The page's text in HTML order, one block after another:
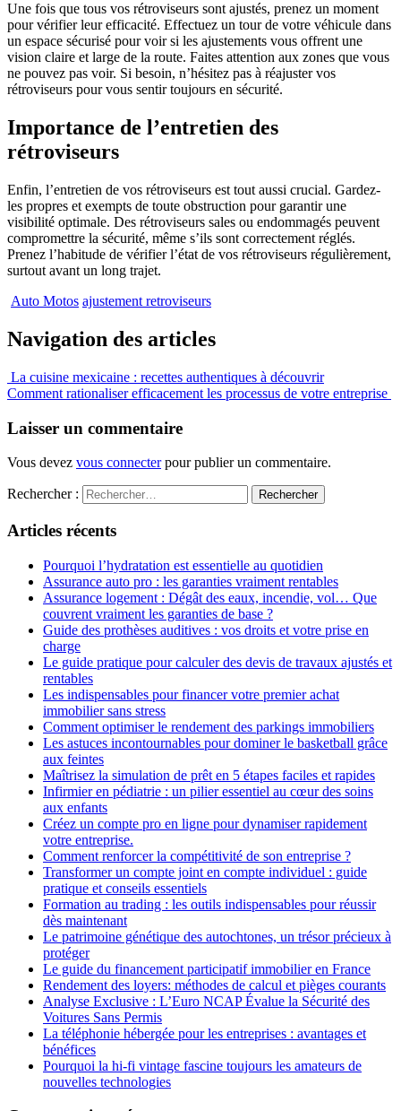
Une fois que tous vos rétroviseurs sont ajustés, prenez un moment
pour vérifier leur efficacité. Effectuez un tour de votre véhicule dans
un espace sécurisé pour voir si les ajustements vous offrent une
vision claire et large de la route. Faites attention aux zones que vous
ne pouvez pas voir. Si besoin, n’hésitez pas à réajuster vos
rétroviseurs pour vous sentir toujours en sécurité.
Importance de l’entretien des
rétroviseurs
Enfin, l’entretien de vos rétroviseurs est tout aussi crucial. Gardez-
les propres et exempts de toute obstruction pour garantir une
visibilité optimale. Des rétroviseurs sales ou endommagés peuvent
compromettre la sécurité, même s’ils sont correctement réglés.
Prenez l’habitude de vérifier l’état de vos rétroviseurs régulièrement,
surtout avant un long trajet.
Auto Motos ajustement retroviseurs
Navigation des articles
La cuisine mexicaine : recettes authentiques à découvrir
Comment rationaliser efficacement les processus de votre entreprise
Laisser un commentaire
Vous devez vous connecterpour publier un commentaire.
Rechercher :
Articles récents
Pourquoi l’hydratation est essentielle au quotidien
Assurance auto pro : les garanties vraiment rentables
Assurance logement : Dégât des eaux, incendie, vol… Que
couvrent vraiment les garanties de base ?
Guide des prothèses auditives : vos droits et votre prise en
charge
Le guide pratique pour calculer des devis de travaux ajustés et
rentables
Les indispensables pour financer votre premier achat
immobilier sans stress
Comment optimiser le rendement des parkings immobiliers
Les astuces incontournables pour dominer le basketball grâce
aux feintes
Maîtrisez la simulation de prêt en 5 étapes faciles et rapides
Infirmier en pédiatrie : un pilier essentiel au cœur des soins
aux enfants
Créez un compte pro en ligne pour dynamiser rapidement
votre entreprise.
Comment renforcer la compétitivité de son entreprise ?
Transformer un compte joint en compte individuel : guide
pratique et conseils essentiels
Formation au trading : les outils indispensables pour réussir
dès maintenant
Le patrimoine génétique des autochtones, un trésor précieux à
protéger
Le guide du financement participatif immobilier en France
Rendement des loyers: méthodes de calcul et pièges courants
Analyse Exclusive : L’Euro NCAP Évalue la Sécurité des
Voitures Sans Permis
La téléphonie hébergée pour les entreprises : avantages et
bénéfices
Pourquoi la hi-fi vintage fascine toujours les amateurs de
nouvelles technologies